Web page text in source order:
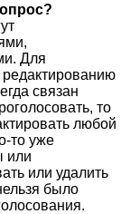
Для
редактированию
связан
то
любой
то уже
или
или удалить
было